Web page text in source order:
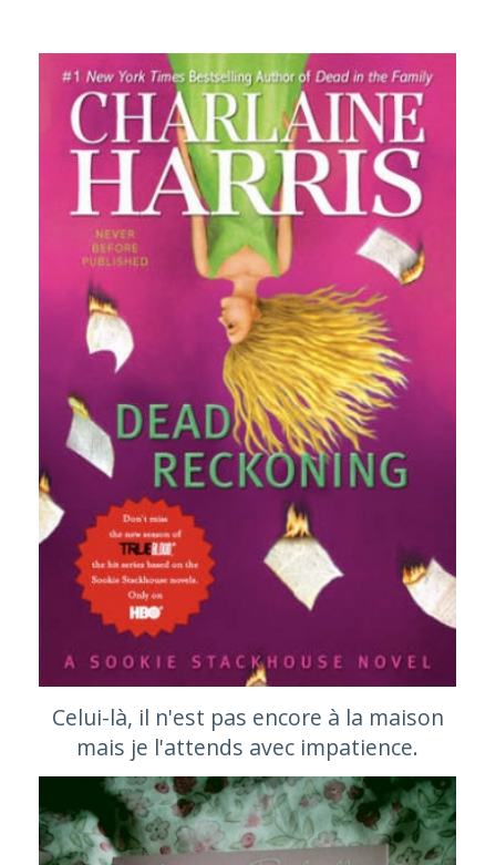
Celui-là, il n'est pas encore à la maison
mais je l'attends avec impatience.